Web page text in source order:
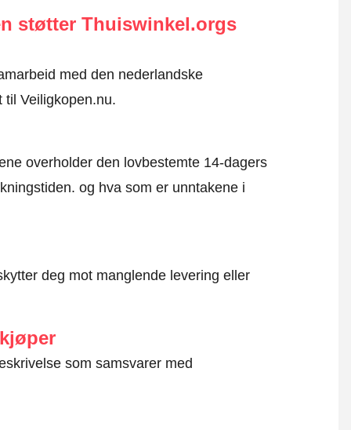
støtter Thuiswinkel.orgs
med den nederlandske
Veiligkopen.nu.
overholder den lovbestemte 14-dagers
og hva som er unntakene i
deg mot manglende levering eller
som samsvarer med